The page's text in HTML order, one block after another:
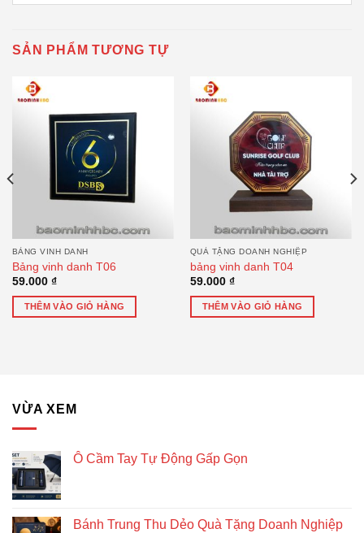
SẢN PHẨM TƯƠNG TỰ
BẢNG VINH DANH
Bảng vinh danh T06
59.000 ₫
THÊM VÀO GIỎ HÀNG
QUÀ TẶNG DOANH NGHIỆP
bảng vinh danh T04
59.000 ₫
THÊM VÀO GIỎ HÀNG
VỪA XEM
Ô Cầm Tay Tự Động Gấp Gọn
Bánh Trung Thu Dẻo Quà Tặng Doanh Nghiệp